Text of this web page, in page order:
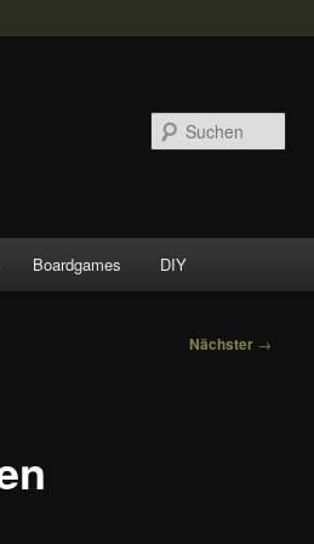
Boardgames DIY
Nächster →